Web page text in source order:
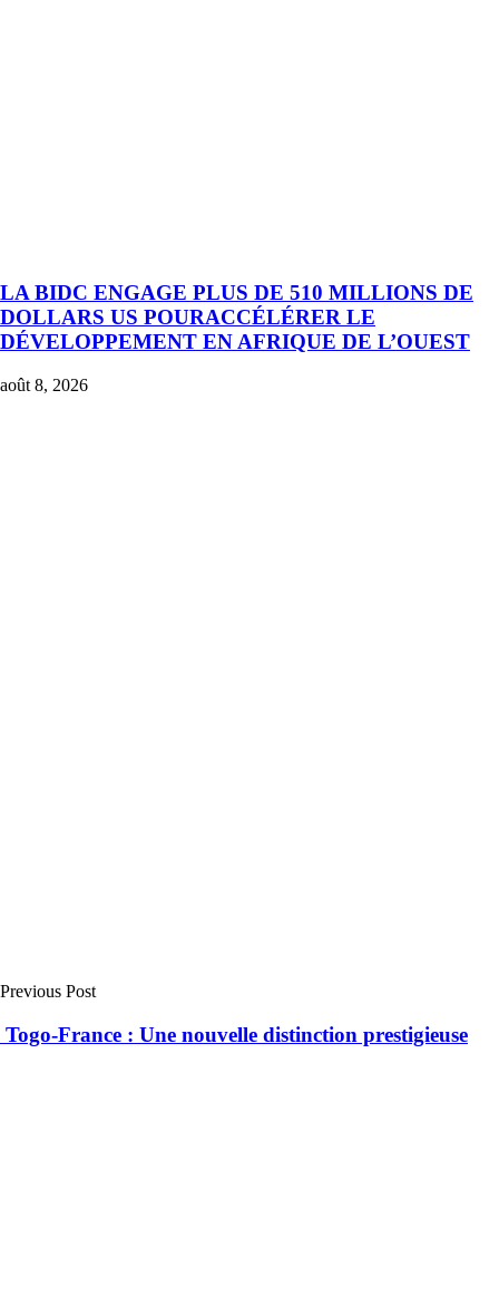
LA BIDC ENGAGE PLUS DE 510 MILLIONS DE
DOLLARS US POURACCÉLÉRER LE
DÉVELOPPEMENT EN AFRIQUE DE L’OUEST
août 8, 2026
Previous Post
Togo-France : Une nouvelle distinction prestigieuse